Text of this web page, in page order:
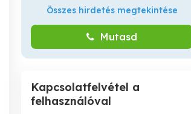
Összes hirdetés megtekintése
Mutasd
Kapcsolatfelvétel a
felhasználóval